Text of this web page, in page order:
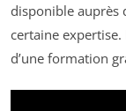
disponible auprès
certaine
d’une formation